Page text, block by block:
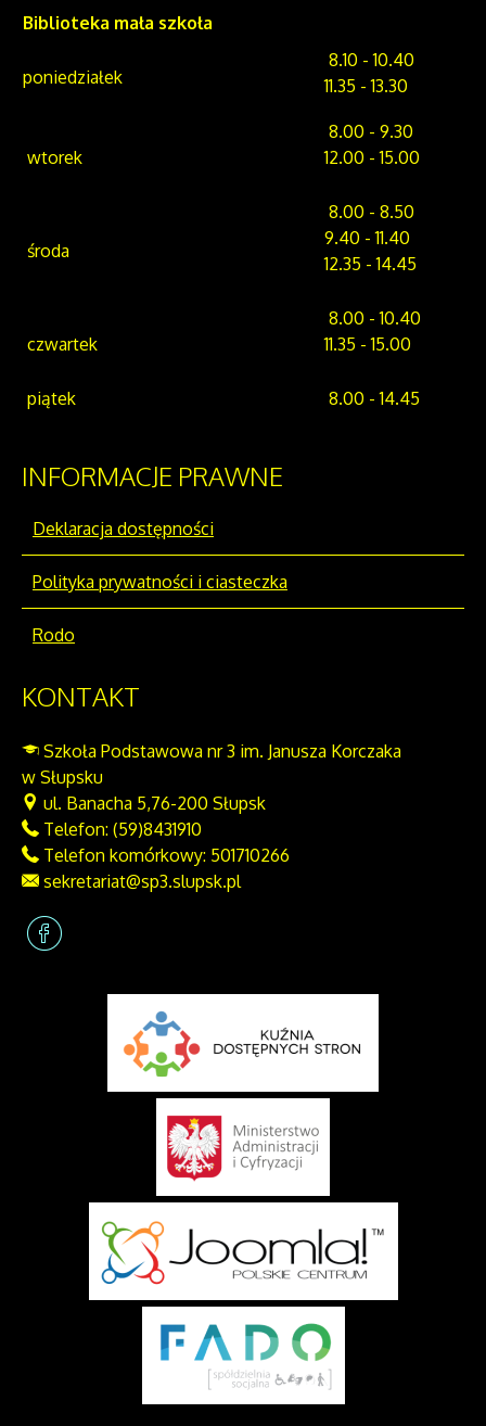
Biblioteka mała szkoła
poniedziałek
8.10 - 10.40
11.35 - 13.30
wtorek
8.00 - 9.30
12.00 - 15.00
środa
8.00 - 8.50
9.40 - 11.40
12.35 - 14.45
czwartek
8.00 - 10.40
11.35 - 15.00
piątek 8.00 - 14.45
INFORMACJE PRAWNE
Deklaracja dostępności
Polityka prywatności i ciasteczka
Rodo
KONTAKT
Szkoła Podstawowa nr 3 im. Janusza Korczaka
w Słupsku
ul. Banacha 5,76-200 Słupsk
Telefon: (59)8431910
Telefon komórkowy: 501710266
sekretariat@sp3.slupsk.pl